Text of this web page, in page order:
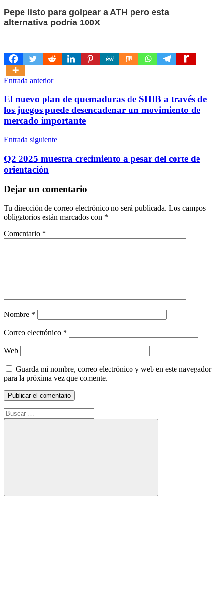
Pepe listo para golpear a ATH pero esta
alternativa podría 100X
Navegación
de
entradas
Entrada anterior
El nuevo plan de quemaduras de SHIB a través de
los juegos puede desencadenar un movimiento de
mercado importante
Entrada siguiente
Q2 2025 muestra crecimiento a pesar del corte de
orientación
Dejar un comentario
Tu dirección de correo electrónico no será publicada. Los campos
obligatorios están marcados con *
Comentario *
Nombre *
Correo electrónico *
Web
Guarda mi nombre, correo electrónico y web en este navegador
para la próxima vez que comente.
Buscar:
Buscar